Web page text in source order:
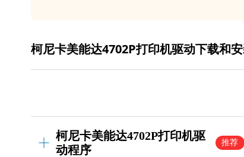
柯尼卡美能达4702P打印机驱动下载和
柯尼卡美能达4702P打印机驱
动程序
推荐